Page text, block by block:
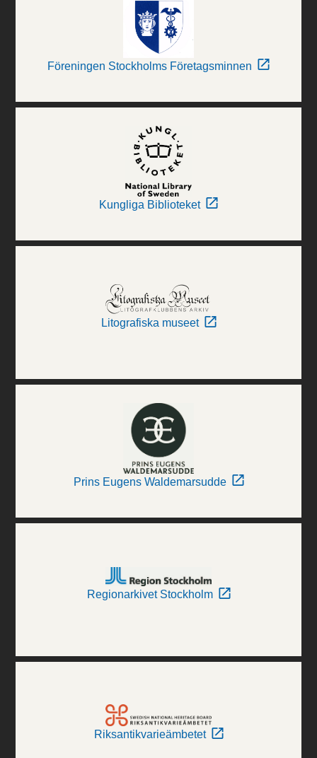
Föreningen Stockholms Företagsminnen
Kungliga Biblioteket
Litografiska museet
Prins Eugens Waldemarsudde
Regionarkivet Stockholm
Riksantikvarieämbetet